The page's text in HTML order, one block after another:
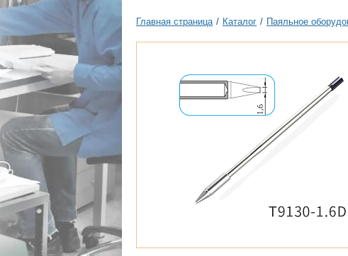
Главная страница / Каталог / Паяльное